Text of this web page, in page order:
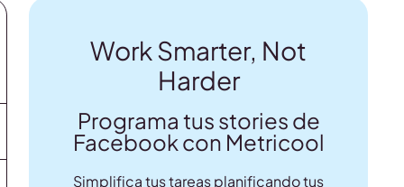
Work Smarter, Not
Harder
Programa tus stories de
Facebook con Metricool
Simplifica tus tareas planificando tus